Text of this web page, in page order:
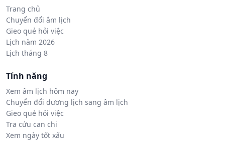
Trang chủ
Chuyển đổi âm lịch
Gieo quẻ hỏi việc
Lịch năm 2026
Lịch tháng 8
Tính năng
Xem âm lịch hôm nay
Chuyển đổi dương lịch sang âm lịch
Gieo quẻ hỏi việc
Tra cứu can chi
Xem ngày tốt xấu